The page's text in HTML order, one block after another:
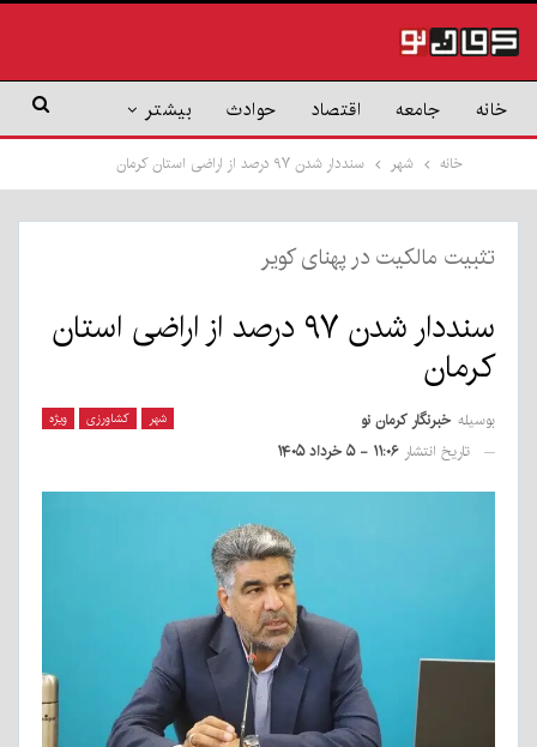
خانه جامعه اقتصاد حوادث بیشتر
خانه شهر سنددار شدن ۹۷ درصد از اراضی استان کرمان
تثبیت مالکیت در پهنای کویر
سنددار شدن ۹۷ درصد از اراضی استان
کرمان
شهر کشاورزی ویژه بوسیله خبرنگار کرمان نو
تاریخ انتشار ۱۱:۰۶ - ۵ خرداد ۱۴۰۵